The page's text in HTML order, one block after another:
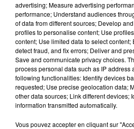
secret, les fans devront sûrement
2021, date de sortie officielle du
Musique
7 août 2026
Julien Lieb
advertising; Measure advertising
performance; Understand audiences
of data from different sources; Develop
profiles to personalise content; Use
content; Use limited data to select content;
detect fraud, and fix errors; Deliver and
Save and communicate privacy choices.
process personal data such as IP address
following functionalities: Identify devices
requested; Use precise geolocation data;
other data sources; Link different devices;
information transmitted automatically.
Vous pouvez accepter en cliquant sur